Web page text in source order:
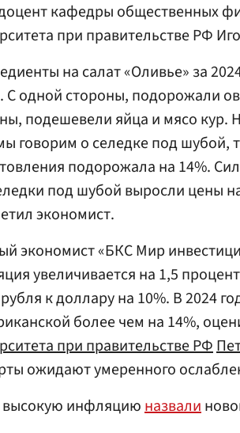
кафедры общественных
при правительстве РФ
на салат «Оливье» за
С одной стороны, подорожали
подешевели яйца и мясо кур.
говорим о селедке под шубой,
подорожала на 14%.
под шубой выросли цены
экономист.
экономист «БКС Мир
увеличивается на 1,5
к доллару на 10%. В 2024
более чем на 14%,
при правительстве РФ
ожидают умеренного
высокую инфляциюназвали